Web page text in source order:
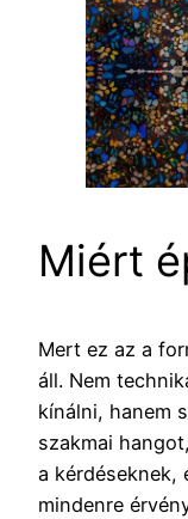
Miért
Mert ez az a
áll. Nem
kínálni, hanem
szakmai
a kérdéseknek,
mindenre